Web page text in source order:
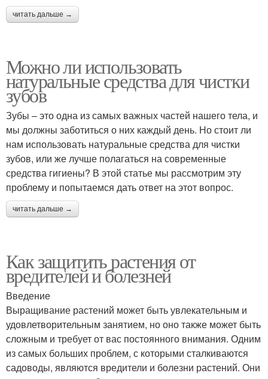
читать дальше →
Можно ли использовать
натуральные средства для чистки
зубов
Зубы – это одна из самых важных частей нашего тела, и
мы должны заботиться о них каждый день. Но стоит ли
нам использовать натуральные средства для чистки
зубов, или же лучше полагаться на современные
средства гигиены? В этой статье мы рассмотрим эту
проблему и попытаемся дать ответ на этот вопрос.
читать дальше →
Как защитить растения от
вредителей и болезней
Введение
Выращивание растений может быть увлекательным и
удовлетворительным занятием, но оно также может быть
сложным и требует от вас постоянного внимания. Одним
из самых больших проблем, с которыми сталкиваются
садоводы, являются вредители и болезни растений. Они